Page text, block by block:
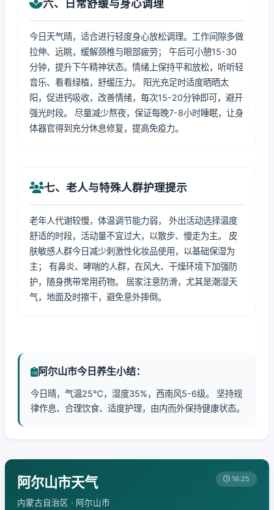
六、日常舒缓与身心调理
今日天气晴，适合进行轻度身心放松调理。工作间隙多做
拉伸、远眺，缓解颈椎与眼部疲劳； 午后可小憩15-30
分钟，提升下午精神状态。情绪上保持平和放松，听听轻
音乐、看看绿植，舒缓压力。 阳光充足时适度晒晒太
阳，促进钙吸收，改善情绪，每次15-20分钟即可，避开
强光时段。 尽量减少熬夜，保证每晚7-8小时睡眠，让身
体器官得到充分休息修复，提高免疫力。
七、老人与特殊人群护理提示
老年人代谢较慢，体温调节能力弱， 外出活动选择温度
舒适的时段，活动量不宜过大，以散步、慢走为主。 皮
肤敏感人群今日减少刺激性化妆品使用，以基础保湿为
主； 有鼻炎、哮喘的人群，在风大、干燥环境下加强防
护，随身携带常用药物。 居家注意防滑，尤其是潮湿天
气，地面及时擦干，避免意外摔倒。
阿尔山市今日养生小结：
今日晴，气温25℃，湿度35%，西南风5-6级。 坚持规
律作息、合理饮食、适度护理，由内而外保持健康状态。
阿尔山市天气
内蒙古自治区 · 阿尔山市
16:25